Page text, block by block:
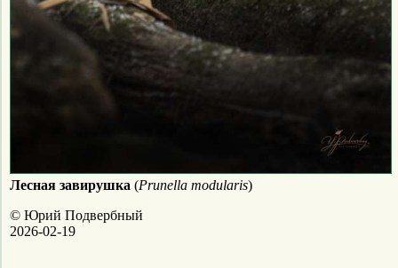
Лесная завирушка (Prunella modularis)
© Юрий Подвербный
2026-02-19